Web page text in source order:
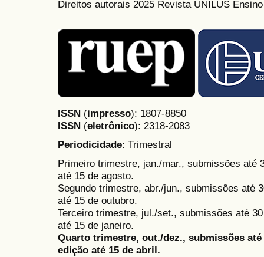
Direitos autorais 2025 Revista UNILUS
ISSN (impresso): 1807-8850
ISSN (eletrônico): 2318-2083
Periodicidade: Trimestral
Primeiro trimestre, jan./mar., submissões até
até 15 de agosto.
Segundo trimestre, abr./jun., submissões até
até 15 de outubro.
Terceiro trimestre, jul./set., submissões até
até 15 de janeiro.
Quarto trimestre, out./dez., submissões
edição até 15 de abril.